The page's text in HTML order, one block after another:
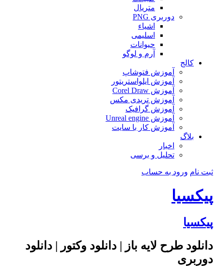
متریال
دوربری PNG
اشیاء
اسلیمی
حیوانات
آرم و لوگو
کالج
آموزش فتوشاپ
آموزش ایلواستریتور
آموزش Corel Draw
آموزش تریدی مکس
آموزش گرافیک
آموزش Unreal engine
آموزش کار با سایت
بلاگ
اخبار
تحلیل و برسی
ثبت نام ورود به حساب
پیکسیا
پیکسیا
دانلود طرح لایه باز | دانلود وکتور | دانلود
دوربری